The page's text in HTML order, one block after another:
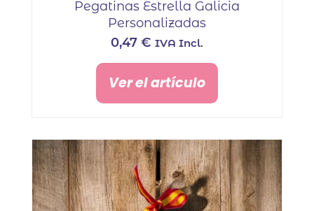
Pegatinas Estrella Galicia
Personalizadas
0,47 € IVA Incl.
Ver el artículo